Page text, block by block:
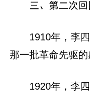
三、第二次
1910年，李
那一批革命先驱的
1920年，李